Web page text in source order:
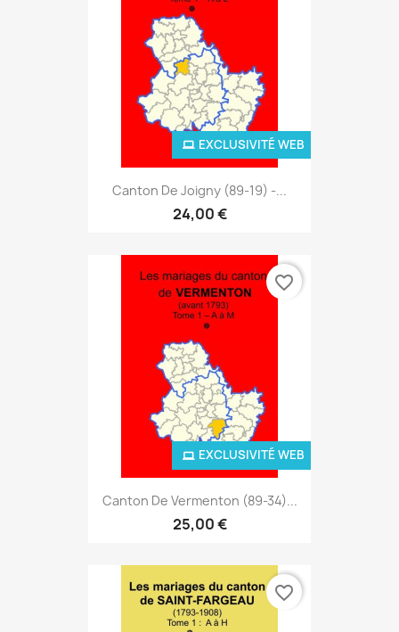
Canton De Joigny (89-19) -...
24,00 €
EXCLUSIVITÉ WEB
Canton De Vermenton (89-34)...
25,00 €
EXCLUSIVITÉ WEB
favorite_border
favorite_border